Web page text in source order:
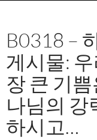
로
건
너
뛰
기
B0318 –
게시물:
장 큰 기
나님의 강
하시고…